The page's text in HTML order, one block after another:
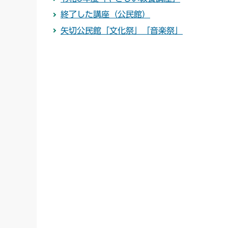
終了した講座（公民館）
矢切公民館「文化祭」「音楽祭」